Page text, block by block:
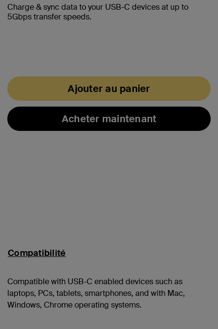
Charge & sync data to your USB-C devices at up to
5Gbps transfer speeds.
Ajouter au panier
Acheter maintenant
Compatibilité
Compatible with USB-C enabled devices such as
laptops, PCs, tablets, smartphones, and with Mac,
Windows, Chrome operating systems.